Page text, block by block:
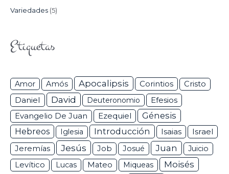
Variedades (5)
Etiquetas
Amor Amós Apocalipsis Corintios Cristo
Daniel David Deuteronomio Efesios
Evangelio De Juan Ezequiel
Génesis
Hebreos
Iglesia Introducción Isaias Israel
Jeremías Jesús Job Josué Juan
Juicio
Levítico
Lucas Mateo Miqueas Moisés